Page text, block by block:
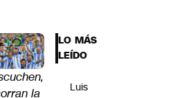
la
LO MÁS
LEÍDO
Luis